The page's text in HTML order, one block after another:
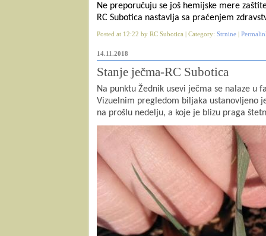
Ne preporučuju se još hemijske mere
RC Subotica nastavlja sa praćenjem
Posted at 12:22 by RC Subotica | Category: Strnine
14.11.2018
Stanje ječma-RC Subotica
Na punktu Žednik usevi ječma se nalaze u
Vizuelnim pregledom biljaka ustanovljeno
na prošlu nedelju, a koje je blizu praga